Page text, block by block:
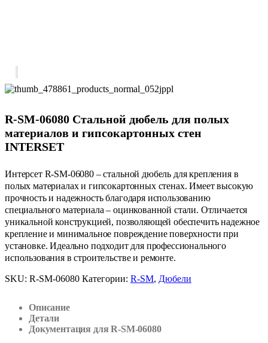
R-SM-06080 Стальной дюбель для полых
материалов и гипсокартонных стен
INTERSET
Интерсет R-SM-06080 – стальной дюбель для крепления в
полых материалах и гипсокартонных стенах. Имеет высокую
прочность и надежность благодаря использованию
специального материала – оцинкованной стали. Отличается
уникальной конструкцией, позволяющей обеспечить надежное
крепление и минимальное повреждение поверхности при
установке. Идеально подходит для профессионального
использования в строительстве и ремонте.
SKU: R-SM-06080 Категории: R-SM, Дюбели
Описание
Детали
Документация для R-SM-06080